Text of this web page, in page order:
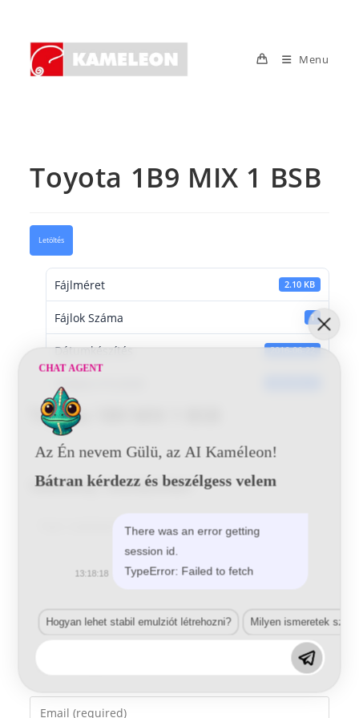
content
Menu
Toyota 1B9 MIX 1 BSB
Letöltés
Fájlméret 2.10 KB
Fájlok Száma 1
Dátumkészítés 2016-06-22
Utoljára frissített
Toyota 1B9 MIX 1 BSB
Vélemény, hozzászólás?
your
name
Enter
CHAT AGENT
Az Én nevem Gülü, az AI Kaméleon!
Bátran kérdezz és beszélgess velem
There was an error getting
session id.
TypeError: Failed to fetch
13:18:18
Hogyan lehet stabil emulziót létrehozni? Milyen ismeretek